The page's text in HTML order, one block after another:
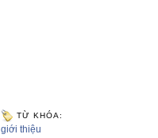
TỪ KHÓA:
giới thiệu